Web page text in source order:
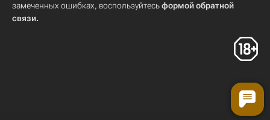
замеченных ошибках, воспользуйтесьформой обратной
связи.